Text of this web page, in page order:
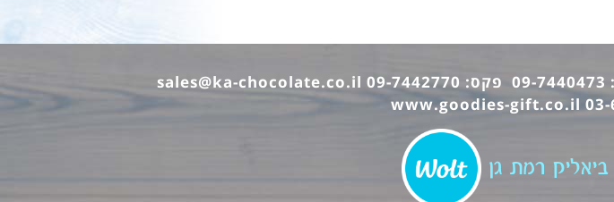
sales@ka-chocolate.co.il
www.goodies-gift.co.il